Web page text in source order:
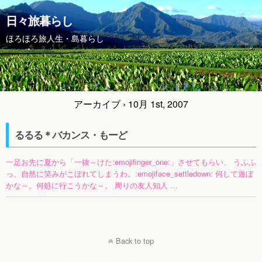
日々旅暮らし
ほろほろ旅人生・島暮らし
アーカイブ › 10月 1st, 2007
るるる＊バカンス・もーど
一足お先に夏から「一抜～けた:emojifinger_one:」させてもらい、 うふふ
っ、自然に笑みがこぼれてしまうわ。:emojiface_settledown: 何して遊ぼ
かな～。何処に行こうかな～。 周りの友人知人 …
Back to top